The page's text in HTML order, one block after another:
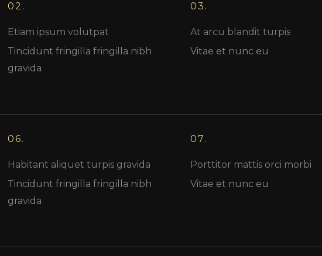
02.
Etiam ipsum volutpat
Tincidunt fringilla fringilla nibh
gravida
03.
At arcu blandit turpis
Vitae et nunc eu
06.
Habitant aliquet turpis gravida
Tincidunt fringilla fringilla nibh
gravida
07.
Porttitor mattis orci morbi
Vitae et nunc eu